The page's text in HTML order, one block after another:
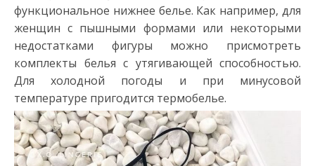
функциональное нижнее белье. Как например, для
женщин с пышными формами или некоторыми
недостатками фигуры можно присмотреть
комплекты белья с утягивающей способностью.
Для холодной погоды и при минусовой
температуре пригодится термобелье.